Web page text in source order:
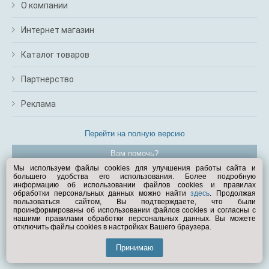
О компании
Интернет магазин
Каталог товаров
Партнерство
Реклама
Перейти на полную версию
Вам помочь?
© Exist.ru 1998—2026
Мы используем файлы cookies для улучшения работы сайта и
большего удобства его использования. Более подробную
информацию об использовании файлов cookies и правилах
обработки персональных данных можно найтиздесь. Продолжая
пользоваться сайтом, Вы подтверждаете, что были
проинформированы об использовании файлов cookies и согласны с
нашими правилами обработки персональных данных. Вы можете
отключить файлы cookies в настройках Вашего браузера.
Принимаю